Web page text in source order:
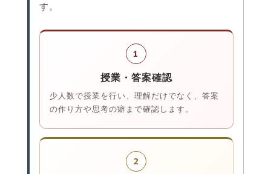
す。
1
授業・答案確認
少人数で授業を行い、理解だけでなく、答案
の作り方や思考の癖まで確認します。
2